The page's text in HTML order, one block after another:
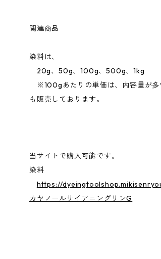
関連商品
染料は、
20g、50g、100g、500g、1kg
※100gあたりの単価は、内容量が多
も販売しております。
当サイトで購入可能です。
染料
https://
カヤノールサイアニングリンG